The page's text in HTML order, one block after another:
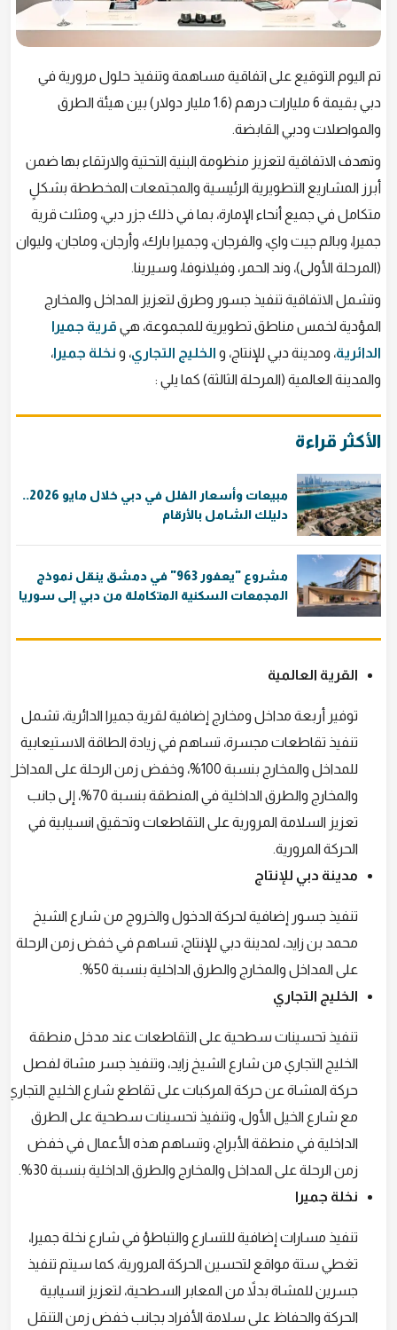
تم اليوم التوقيع على اتفاقية مساهمة وتنفيذ حلول مرورية في
دبي بقيمة 6 مليارات درهم (1.6 مليار دولار) بين هيئة الطرق
والمواصلات ودبي القابضة.
وتهدف الاتفاقية لتعزيز منظومة البنية التحتية والارتقاء بها ضمن
أبرز المشاريع التطويرية الرئيسية والمجتمعات المخططة بشكلٍ
متكامل في جميع أنحاء الإمارة، بما في ذلك جزر دبي، ومثلث قرية
جميرا، وبالم جيت واي، والفرجان، وجميرا بارك، وأرجان، وماجان، وليوان
(المرحلة الأولى)، وند الحمر، وفيلانوفا، وسيرينا.
وتشمل الاتفاقية تنفيذ جسور وطرق لتعزيز المداخل والمخارج
المؤدية لخمس مناطق تطويرية للمجموعة، هي قرية جميرا
الدائرية، ومدينة دبي للإنتاج، و الخليج التجاري، و نخلة جميرا،
والمدينة العالمية (المرحلة الثالثة) كما يلي :
الأكثر قراءة
مبيعات وأسعار الفلل في دبي خلال مايو 2026..
دليلك الشامل بالأرقام
مشروع "يعفور 963" في دمشق ينقل نموذج
المجمعات السكنية المتكاملة من دبي إلى سوريا
القرية العالمية
توفير أربعة مداخل ومخارج إضافية لقرية جميرا الدائرية، تشمل
تنفيذ تقاطعات مجسرة، تساهم في زيادة الطاقة الاستيعابية
للمداخل والمخارج بنسبة 100%، وخفض زمن الرحلة على المداخل
والمخارج والطرق الداخلية في المنطقة بنسبة 70%، إلى جانب
تعزيز السلامة المرورية على التقاطعات وتحقيق انسيابية في
الحركة المرورية.
مدينة دبي للإنتاج
تنفيذ جسور إضافية لحركة الدخول والخروج من شارع الشيخ
محمد بن زايد، لمدينة دبي للإنتاج، تساهم في خفض زمن الرحلة
على المداخل والمخارج والطرق الداخلية بنسبة 50%.
الخليج التجاري
تنفيذ تحسينات سطحية على التقاطعات عند مدخل منطقة
الخليج التجاري من شارع الشيخ زايد، وتنفيذ جسر مشاة لفصل
حركة المشاة عن حركة المركبات على تقاطع شارع الخليج التجاري
مع شارع الخيل الأول، وتنفيذ تحسينات سطحية على الطرق
الداخلية في منطقة الأبراج، وتساهم هذه الأعمال في خفض
زمن الرحلة على المداخل والمخارج والطرق الداخلية بنسبة 30%.
نخلة جميرا
تنفيذ مسارات إضافية للتسارع والتباطؤ في شارع نخلة جميرا،
تغطي ستة مواقع لتحسين الحركة المرورية، كما سيتم تنفيذ
جسرين للمشاة بدلاً من المعابر السطحية، لتعزيز انسيابية
الحركة والحفاظ على سلامة الأفراد بجانب خفض زمن التنقل